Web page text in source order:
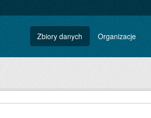
Zbiory danych Organizacje